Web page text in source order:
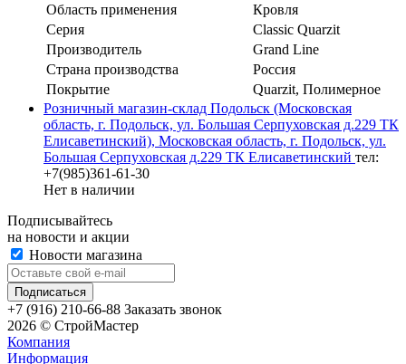
Область применения
Кровля
Серия
Classic Quarzit
Производитель
Grand Line
Страна производства
Россия
Покрытие
Quarzit, Полимерное
Розничный магазин-склад Подольск (Московская
область, г. Подольск, ул. Большая Серпуховская д.229 ТК
Елисаветинский), Московская область, г. Подольск, ул.
Большая Серпуховская д.229 ТК Елисаветинский тел:
+7(985)361-61-30
Нет в наличии
Подписывайтесь
на новости и акции
Новости магазина
+7 (916) 210-66-88 Заказать звонок
2026 © СтройМастер
Компания
Информация